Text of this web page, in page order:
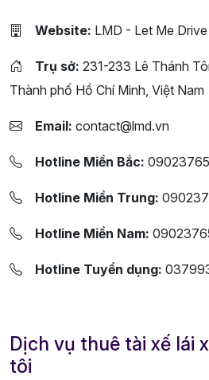
Website: LMD - Let Me Drive
Trụ sở: 231-233 Lê Thánh
Thành phố Hồ Chí Minh, Việt Nam
Email: contact@lmd.vn
Hotline Miền Bắc:
Hotline Miền Trung:
Hotline Miền Nam:
Hotline Tuyển dụng:
Dịch vụ thuê tài xế lái
tôi